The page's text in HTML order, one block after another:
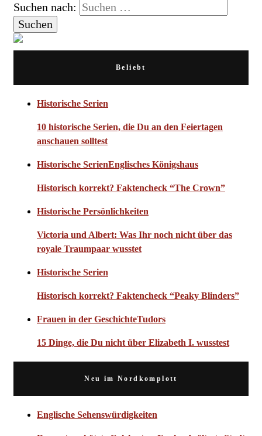
Suchen nach:
Beliebt
Historische Serien
10 historische Serien, die Du an den Feiertagen
anschauen solltest
Historische SerienEnglisches Königshaus
Historisch korrekt? Faktencheck “The Crown”
Historische Persönlichkeiten
Victoria und Albert: Was Ihr noch nicht über das
royale Traumpaar wusstet
Historische Serien
Historisch korrekt? Faktencheck “Peaky Blinders”
Frauen in der GeschichteTudors
15 Dinge, die Du nicht über Elizabeth I. wusstest
Neu im Nordkomplott
Englische Sehenswürdigkeiten